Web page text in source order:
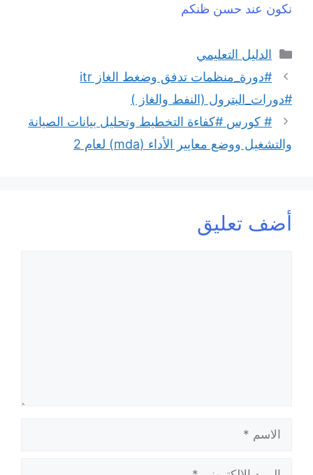
نكون عند حسن ظنكم
التصنيفات
الدليل التعليمي
#دورة_منظمات تدفق وضغط الغاز itr
#دورات_البترول (النفط والغاز )
# كورس #كفاءة التخطيط وتحليل بيانات الصيانة
والتشغيل ووضع معايير الأداء (mda) لعام 2
أضف تعليق
الاسم
البريد